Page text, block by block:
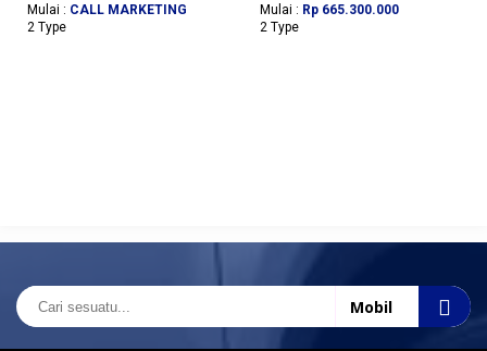
Mulai : CALL MARKETING
2 Type
Mulai : Rp 665.300.000
2 Type